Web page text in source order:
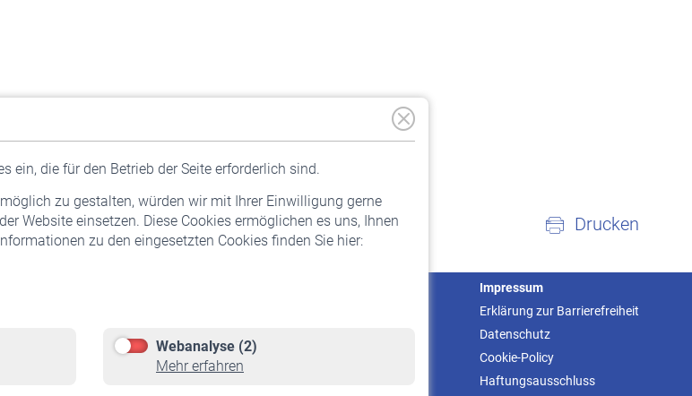
ein, die für den Betrieb der Seite erforderlich sind.
zu gestalten, würden wir mit Ihrer Einwilligung gerne
Website einsetzen. Diese Cookies ermöglichen es uns, Ihnen
zu den eingesetzten Cookies finden Sie hier:
Webanalyse (2)
Mehr erfahren
Drucken
Rente beantragen
Rentenauszahlung
Impressum
Erklärung zur Barrierefreiheit
Datenschutz
Cookie-Policy
Haftungsausschluss